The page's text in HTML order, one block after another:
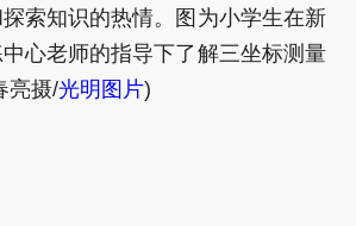
索知识的热情。图为小学生在新
心老师的指导下了解三坐标测量
亮摄/光明图片)